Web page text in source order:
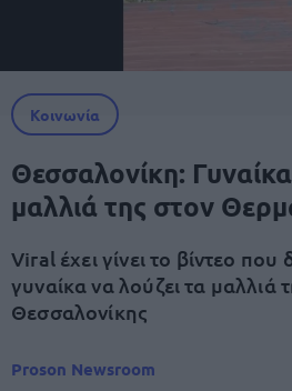
Κοινωνία
Θεσσαλονίκη:
μαλλιά της στον
Viral έχει γίνει το βίντεο που
γυναίκα να λούζει τα μαλλιά
Θεσσαλονίκης
Proson Newsroom